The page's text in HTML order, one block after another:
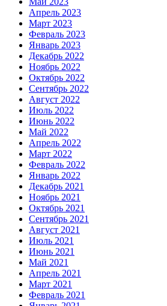
Апрель 2023
Март 2023
Февраль 2023
Январь 2023
Декабрь 2022
Ноябрь 2022
Октябрь 2022
Сентябрь 2022
Август 2022
Июль 2022
Июнь 2022
Май 2022
Апрель 2022
Март 2022
Февраль 2022
Январь 2022
Декабрь 2021
Ноябрь 2021
Октябрь 2021
Сентябрь 2021
Август 2021
Июль 2021
Июнь 2021
Май 2021
Апрель 2021
Март 2021
Февраль 2021